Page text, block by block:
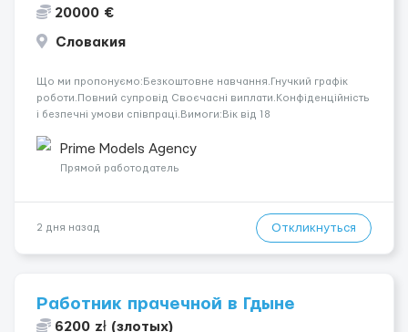
20000 €
Словакия
Що ми пропонуємо:Безкоштовне навчання.Гнучкий графік
роботи.Повний супровід Своєчасні виплати.Конфіденційність
і безпечні умови співпраці.Вимоги:Вік від 18
розвиватися.Досвід не обов’язковий.Якщо вас зацікавила
вакансія — залишайте відгук, і ми зв’яжемося ...
Prime Models Agency
Прямой работодатель
2 дня назад Откликнуться
Работник прачечной в Гдыне
6200 zł (злотых)